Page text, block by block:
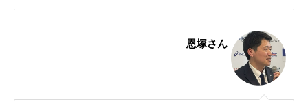
恩塚さん